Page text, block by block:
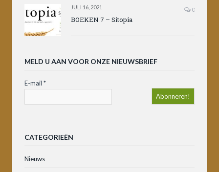
JULI 16, 2021 0
BOEKEN 7 – Sitopia
MELD U AAN VOOR ONZE NIEUWSBRIEF
E-mail *
CATEGORIEËN
Nieuws